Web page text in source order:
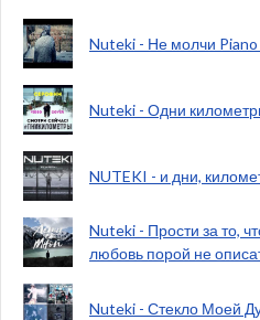
Nuteki - Не молчи Piano
Nuteki - Одни
NUTEKI - и дни,
Nuteki - Прости за то,
любовь порой не
Nuteki - Стекло Моей